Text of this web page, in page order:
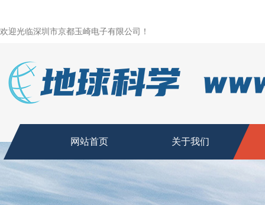
欢迎光临深圳市京都玉崎电子有限公司！
网站首页 关于我们